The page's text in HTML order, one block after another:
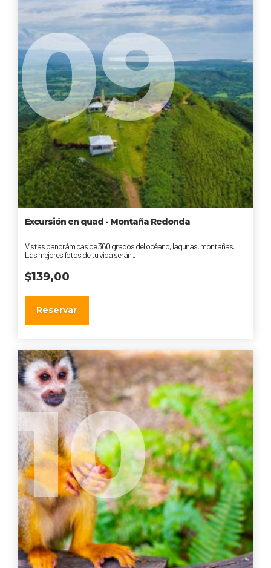
09
Excursión en quad - Montaña Redonda
Vistas panorámicas de 360 grados del océano, lagunas, montañas.
Las mejores fotos de tu vida serán...
$139,00
Reservar
10